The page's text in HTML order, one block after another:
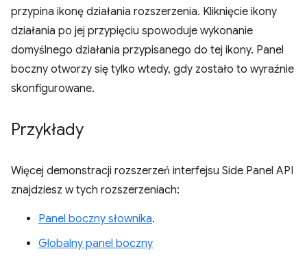
przypina ikonę działania rozszerzenia. Kliknięcie ikony
działania po jej przypięciu spowoduje wykonanie
domyślnego działania przypisanego do tej ikony. Panel
boczny otworzy się tylko wtedy, gdy zostało to wyraźnie
skonfigurowane.
Przykłady
Więcej demonstracji rozszerzeń interfejsu Side Panel API
znajdziesz w tych rozszerzeniach:
Panel boczny słownika.
Globalny panel boczny